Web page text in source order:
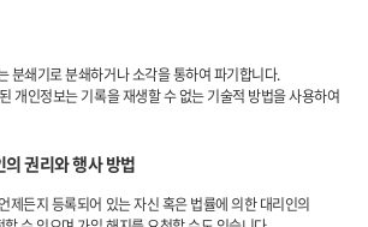
분쇄기로 분쇄하거나 소각을 통하여 파기합니다.
개인정보는 기록을 재생할 수 없는 기술적 방법을 사용하여
권리와 행사 방법
제든지 등록되어 있는 자신 혹은 법률에 의한 대리인의